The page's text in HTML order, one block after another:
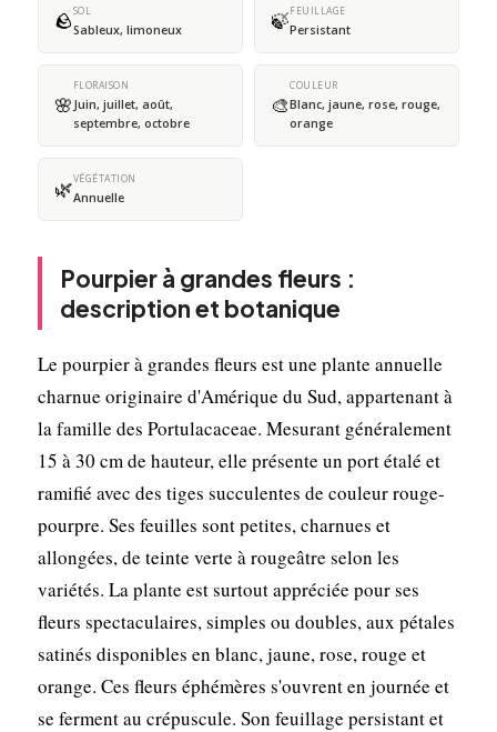
🪨SOL
Sableux, limoneux 🍃FEUILLAGE
Persistant
🌸
FLORAISON
Juin, juillet, août,
septembre, octobre
🎨
COULEUR
Blanc, jaune, rose, rouge,
orange
🌿VÉGÉTATION
Annuelle
Pourpier à grandes fleurs :
description et botanique
Le pourpier à grandes fleurs est une plante annuelle
charnue originaire d'Amérique du Sud, appartenant à
la famille des Portulacaceae. Mesurant généralement
15 à 30 cm de hauteur, elle présente un port étalé et
ramifié avec des tiges succulentes de couleur rouge-
pourpre. Ses feuilles sont petites, charnues et
allongées, de teinte verte à rougeâtre selon les
variétés. La plante est surtout appréciée pour ses
fleurs spectaculaires, simples ou doubles, aux pétales
satinés disponibles en blanc, jaune, rose, rouge et
orange. Ces fleurs éphémères s'ouvrent en journée et
se ferment au crépuscule. Son feuillage persistant et